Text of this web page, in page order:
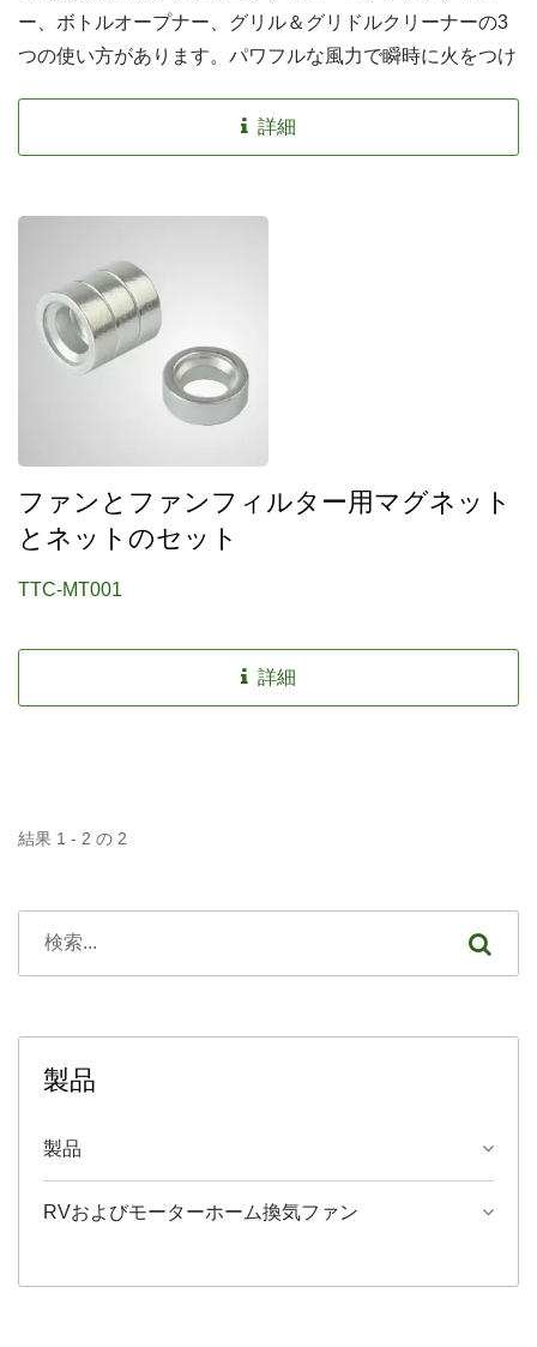
ー、ボトルオープナー、グリル＆グリドルクリーナーの3
つの使い方があります。パワフルな風力で瞬時に火をつけ
RoHS指令に準拠しており、環境に優しいです。簡単かつ
安全に操作することができます。
詳細
ファンとファンフィルター用マグネット
とネットのセット
TTC-MT001
詳細
結果 1 - 2 の 2
製品
製品
RVおよびモーターホーム換気ファン